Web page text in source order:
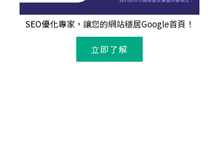
SEO優化專家，讓您的網站穩居Google首頁！
立即了解